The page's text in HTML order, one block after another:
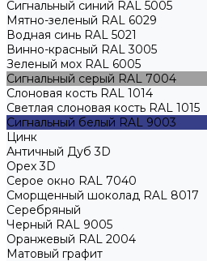
Сигнальный синий RAL 5005
Мятно-зеленый RAL 6029
Водная синь RAL 5021
Винно-красный RAL 3005
Зеленый мох RAL 6005
Сигнальный серый RAL 7004
Слоновая кость RAL 1014
Светлая слоновая кость RAL 1015
Сигнальный белый RAL 9003
Цинк
Античный Дуб 3D
Орех 3D
Серое окно RAL 7040
Сморщенный шоколад RAL 8017
Серебряный
Черный RAL 9005
Оранжевый RAL 2004
Матовый графит